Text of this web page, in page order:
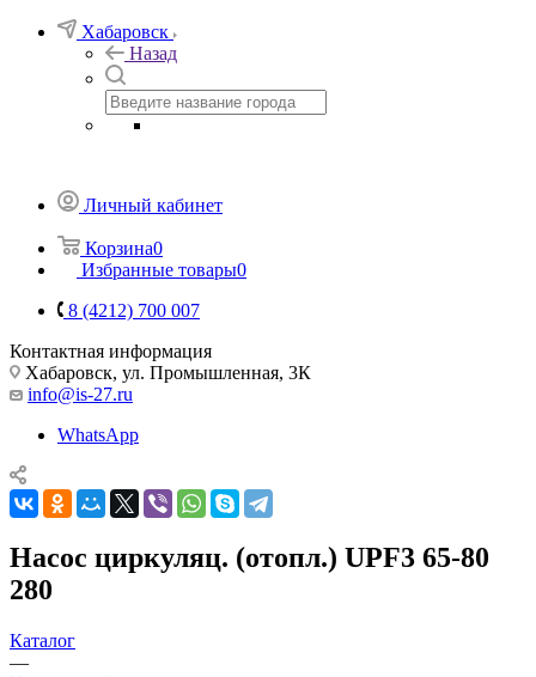
Хабаровск
Назад
Личный кабинет
Корзина0
Избранные товары0
8 (4212) 700 007
Контактная информация
Хабаровск, ул. Промышленная, 3К
info@is-27.ru
WhatsApp
Насос циркуляц. (отопл.) UPF3 65-80
280
Каталог
—